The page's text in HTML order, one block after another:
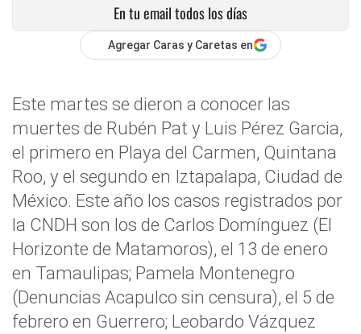
En tu email todos los días
Agregar Caras y Caretas en
Este martes se dieron a conocer las
muertes de Rubén Pat y Luis Pérez Garcia,
el primero en Playa del Carmen, Quintana
Roo, y el segundo en Iztapalapa, Ciudad de
México. Este año los casos registrados por
la CNDH son los de Carlos Domínguez (El
Horizonte de Matamoros), el 13 de enero
en Tamaulipas; Pamela Montenegro
(Denuncias Acapulco sin censura), el 5 de
febrero en Guerrero; Leobardo Vázquez